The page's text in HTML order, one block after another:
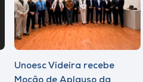
Unoesc Videira recebe